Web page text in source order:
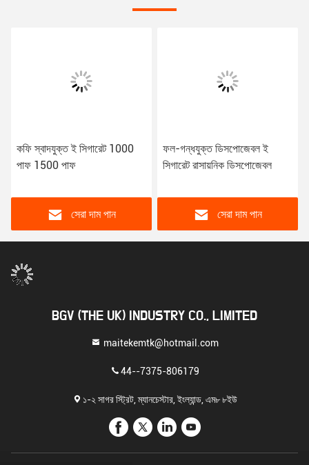
কফি স্বাদযুক্ত ই সিগারেট 1000
পাফ 1500 পাফ
সেরা দাম পান
ফল-গন্ধযুক্ত ডিসপোজেবল ই
সিগারেট রাসায়নিক ডিসপোজেবল
সেরা দাম পান
BGV (THE UK) INDUSTRY CO., LIMITED
maitekemtk@hotmail.com
44--7375-806179
১-২ সাগর স্ট্রিট, ম্যানচেস্টার, ইংল্যান্ড, এম৮ ৮ইউ